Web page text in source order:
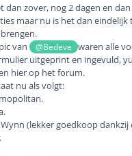
dan zover, nog 2 dagen en
maar nu is het dan
van
@Bedeve
waren alle
uitgeprint en ingevuld,
hier op het forum.
nu als volgt:
Wynn (lekker goedkoop dankzij